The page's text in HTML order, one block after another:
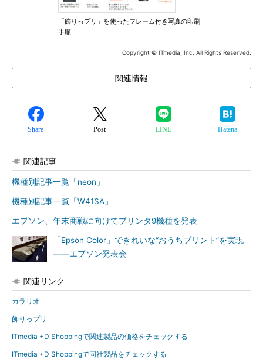
「飾りっプリ」を使ったフレーム付き写真の印刷
手順
Copyright © ITmedia, Inc. All Rights Reserved.
関連情報
Share Post LINE Hatena
関連記事
機種別記事一覧「neon」
機種別記事一覧「W41SA」
エプソン、年末商戦に向けてプリンタ9機種を発表
「Epson Color」できれいな“おうちプリント”を実現
――エプソン発表会
関連リンク
カラリオ
飾りっプリ
ITmedia +D Shoppingで関連製品の価格をチェックする
ITmedia +D Shoppingで同社製品をチェックする